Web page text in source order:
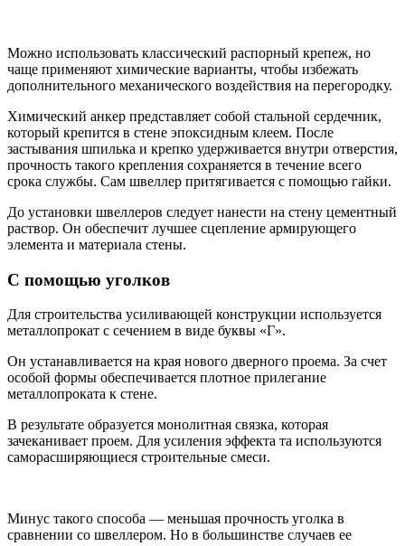
Можно использовать классический распорный крепеж, но
чаще применяют химические варианты, чтобы избежать
дополнительного механического воздействия на перегородку.
Химический анкер представляет собой стальной сердечник,
который крепится в стене эпоксидным клеем. После
застывания шпилька и крепко удерживается внутри отверстия,
прочность такого крепления сохраняется в течение всего
срока службы. Сам швеллер притягивается с помощью гайки.
До установки швеллеров следует нанести на стену цементный
раствор. Он обеспечит лучшее сцепление армирующего
элемента и материала стены.
С помощью уголков
Для строительства усиливающей конструкции используется
металлопрокат с сечением в виде буквы «Г».
Он устанавливается на края нового дверного проема. За счет
особой формы обеспечивается плотное прилегание
металлопроката к стене.
В результате образуется монолитная связка, которая
зачеканивает проем. Для усиления эффекта та используются
саморасширяющиеся строительные смеси.
Минус такого способа — меньшая прочность уголка в
сравнении со швеллером. Но в большинстве случаев ее